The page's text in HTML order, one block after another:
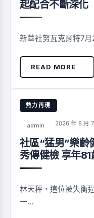
起配合不斷深化
新華社努瓦克肖特7
READ MORE
熱力再現
admin 2026 年 8 月
社區“猛男”樂齡
秀傳健檢 享年81
林天秤，這位被失衡
一…